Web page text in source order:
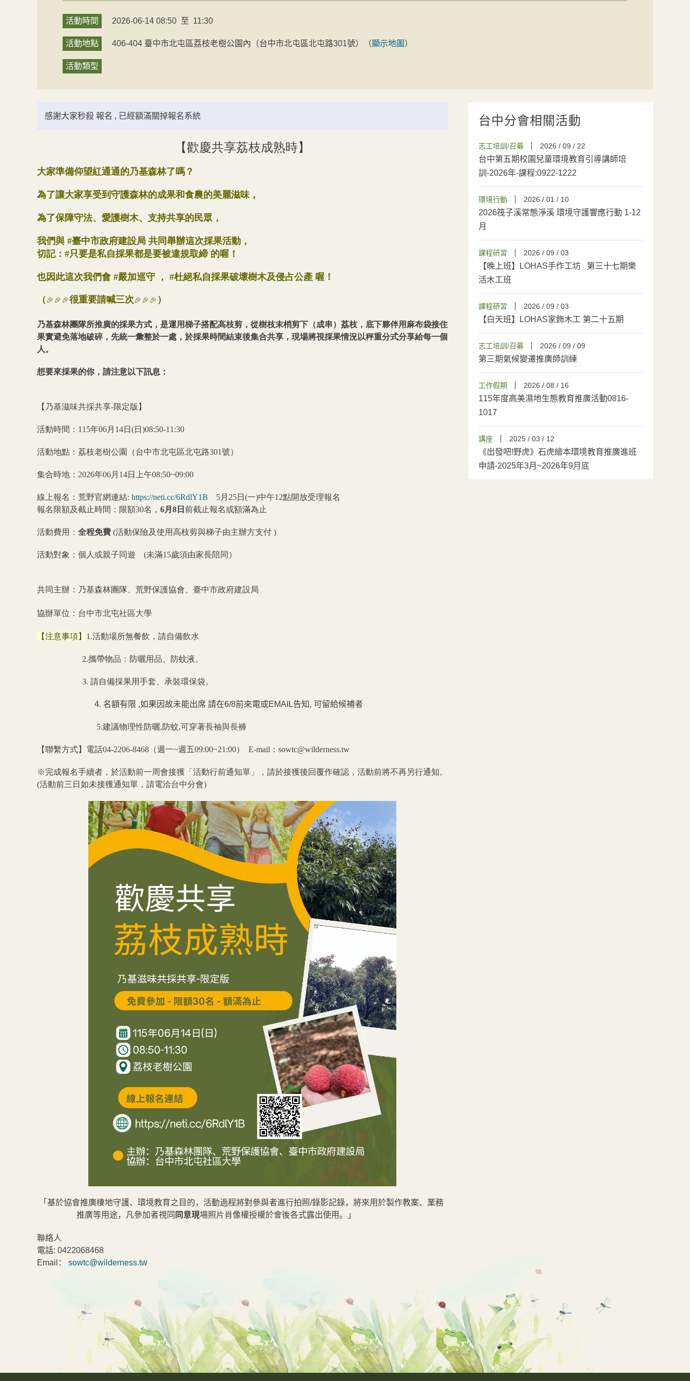
活動時間 2026-06-14 08:50 至 11:30
活動地點 406-404 臺中市北屯區荔枝老樹公園內（台中市北屯區北屯路301號） （顯示地圖 ）
活動類型
感謝大家秒殺 報名 , 已經額滿關掉報名系統
【歡慶共享荔枝成熟時】
大家準備仰望紅通通的乃基森林了嗎？
為了讓大家享受到守護森林的成果和食農的美麗滋味，
為了保障守法、愛護樹木、支持共享的民眾，
我們與 #臺中市政府建設局 共同舉辦這次採果活動，
切記：#只要是私自採果都是要被違規取締 的喔！
也因此這次我們會 #嚴加巡守 ， #杜絕私自採果破壞樹木及侵占公產 喔！
（🎉🎉🎉很重要請喊三次🎉🎉🎉 ）
乃基森林團隊所推廣的採果方式，是運用梯子搭配高枝剪，從樹枝末梢剪下（成串）荔枝，底下夥伴用麻布袋接住
果實避免落地破碎，先統一彙整於一處，於採果時間結束後集合共享，現場將視採果情況以秤重分式分享給每一個
人。
想要來採果的你，請注意以下訊息：
【乃基滋味共採共享-限定版】
活動時間：115年06月14日(日)08:50-11:30
活動地點：荔枝老樹公園（台中市北屯區北屯路301號）
集合時地：2026年06月14日上午08:50~09:00
線上報名：荒野官網連結: https://neti.cc/6RdlY1B 5月25日(一)中午12點開放受理報名
報名限額及截止時間：限額30名， 6月8日 前截止報名或額滿為止
活動費用： 全程免費 (活動保險及使用高枝剪與梯子由主辦方支付 )
活動對象：個人或親子同遊 (未滿15歲須由家長陪同）
共同主辦：乃基森林團隊、荒野保護協會、臺中市政府建設局
協辦單位：台中市北屯社區大學
【注意事項】 1.活動場所無餐飲，請自備飲水
2.攜帶物品：防曬用品、防蚊液。
3. 請自備採果用手套、承裝環保袋。
4. 名額有限 ,如果因故未能出席 請在6/8前來電或EMAIL告知, 可留給候補者
5.建議物理性防曬,防蚊,可穿著長袖與長褲
【聯繫方式】電話04-2206-8468（週一~週五09:00~21:00） E-mail：sowtc@wilderness.tw
※完成報名手續者，於活動前一周會接獲「活動行前通知單」，請於接獲後回覆作確認，活動前將不再另行通知。
(活動前三日如未接獲通知單，請電洽台中分會)
「基於協會推廣棲地守護、環境教育之目的，活動過程將對參與者進行拍照/錄影記錄，將來用於製作教案、業務
推廣等用途，
凡參加者視同 同意現場照片肖像權授權於會後各式露出使用。」
聯絡人
電話: 0422068468
Email： sowtc@wilderness.tw
台中分會相關活動
志工培訓/召募 2026 / 09 / 22
台中第五期校園兒童環境教育引導講師培
訓-2026年-課程:0922-1222
環境行動 2026 / 01 / 10
2026筏子溪常態淨溪 環境守護響應行動 1-12
月
課程研習 2026 / 09 / 03
【晚上班】LOHAS手作工坊 第三十七期樂
活木工班
課程研習 2026 / 09 / 03
【白天班】LOHAS家飾木工 第二十五期
志工培訓/召募 2026 / 09 / 09
第三期氣候變遷推廣師訓練
工作假期 2026 / 08 / 16
115年度高美濕地生態教育推廣活動0816-
1017
講座 2025 / 03 / 12
《出發吧!野虎》石虎繪本環境教育推廣進班
申請-2025年3月~2026年9月底